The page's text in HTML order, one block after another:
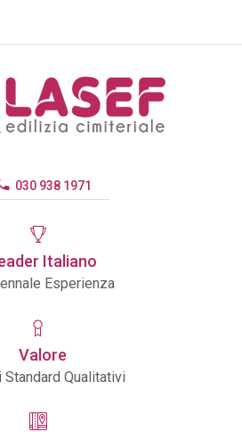
030 938 1971
Italiano
Esperienza
Valore
Standard Qualitativi